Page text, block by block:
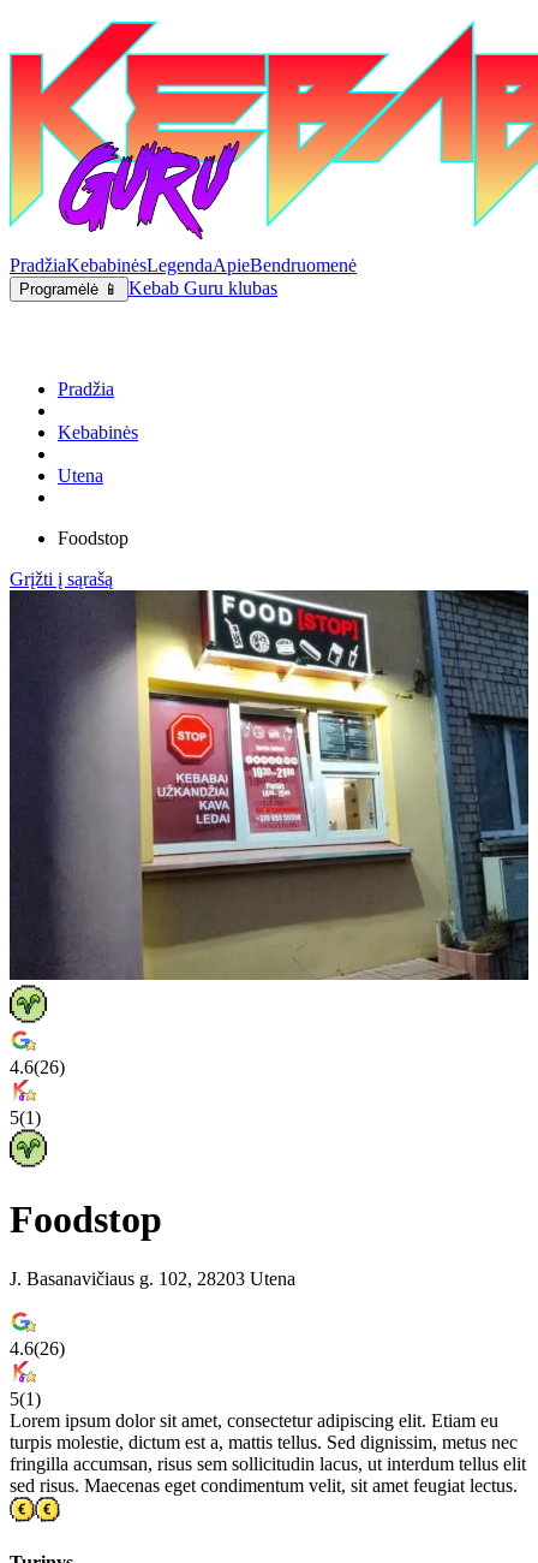
PradžiaKebabinėsLegendaApieBendruomenė
Programėlė 📱 Kebab Guru klubas
Pradžia
Kebabinės
Utena
Foodstop
Grįžti į sąrašą
4.6(26)
5(1)
Foodstop
J. Basanavičiaus g. 102, 28203 Utena
4.6(26)
5(1)
Lorem ipsum dolor sit amet, consectetur adipiscing elit. Etiam eu
turpis molestie, dictum est a, mattis tellus. Sed dignissim, metus nec
fringilla accumsan, risus sem sollicitudin lacus, ut interdum tellus elit
sed risus. Maecenas eget condimentum velit, sit amet feugiat lectus.